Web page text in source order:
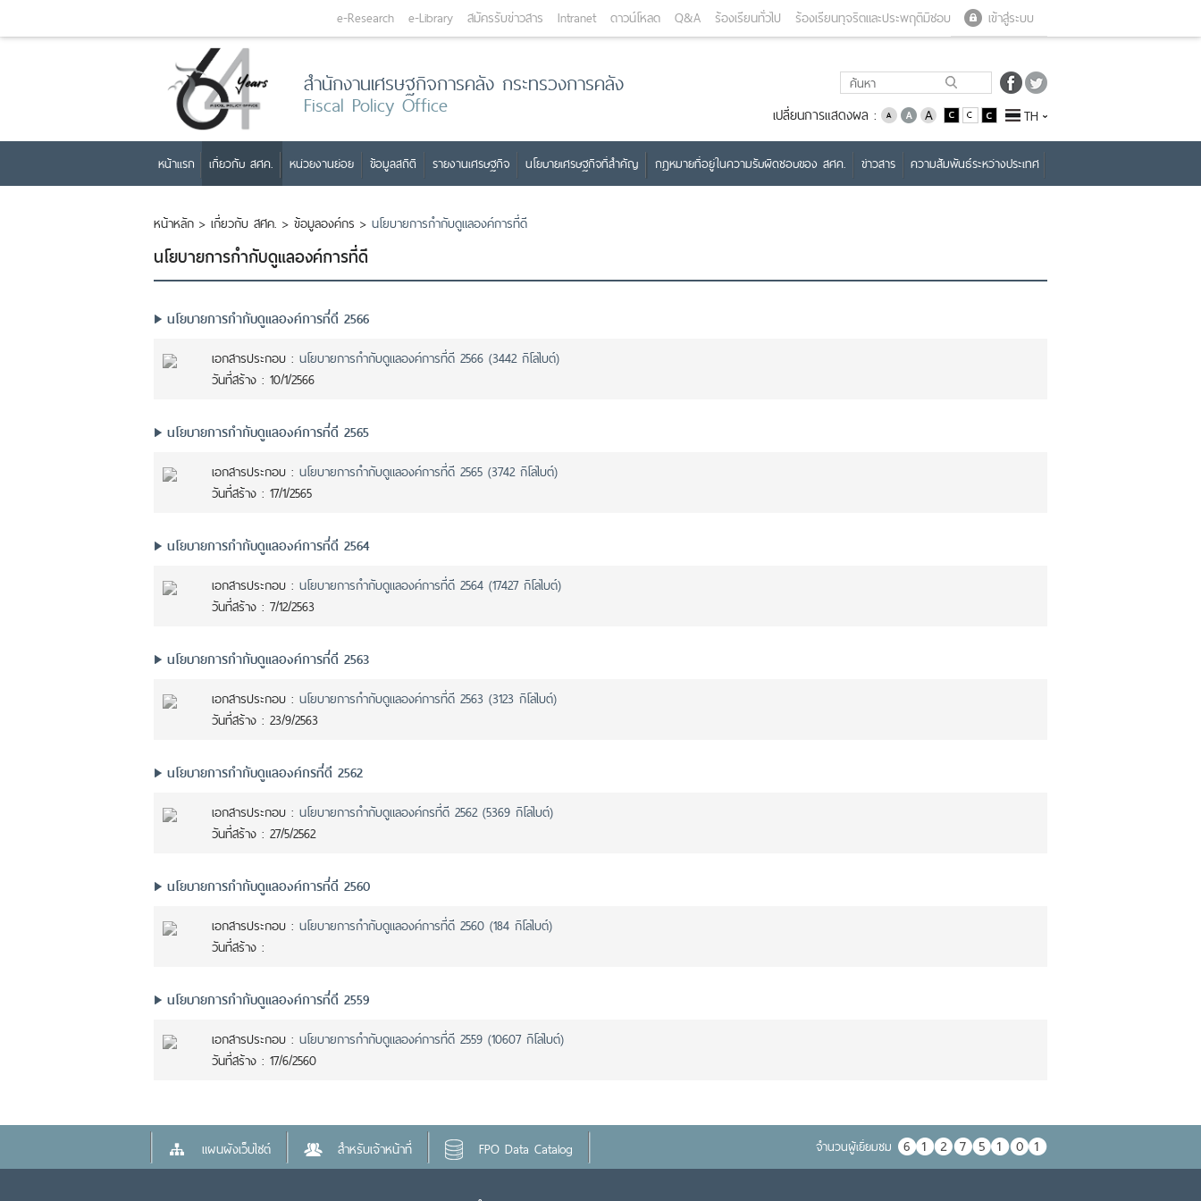
เข้าสู่ระบบ
e-Research e-Library สมัครรับข่าวสาร Intranet ดาวน์โหลด Q&A ร้องเรียนทั่วไป ร้องเรียนทุจริตและประพฤติมิชอบ
สำนักงานเศรษฐกิจการคลัง กระทรวงการคลัง
Fiscal Policy Office เปลี่ยนการแสดงผล : TH
หน้าแรก เกี่ยวกับ สศค. หน่วยงานย่อย ข้อมูลสถิติ รายงานเศรษฐกิจ นโยบายเศรษฐกิจที่สำคัญ กฎหมายที่อยู่ในความรับผิดชอบของ สศค. ข่าวสาร ความสัมพันธ์ระหว่างประเทศ
หน้าหลัก > เกี่ยวกับ สศค. > ข้อมูลองค์กร > นโยบายการกำกับดูแลองค์การที่ดี
นโยบายการกำกับดูแลองค์การที่ดี
นโยบายการกำกับดูแลองค์การที่ดี 2566
เอกสารประกอบ : นโยบายการกำกับดูแลองค์การที่ดี 2566 (3442 กิโลไบต์)
วันที่สร้าง : 10/1/2566
นโยบายการกำกับดูแลองค์การที่ดี 2565
เอกสารประกอบ : นโยบายการกำกับดูแลองค์การที่ดี 2565 (3742 กิโลไบต์)
วันที่สร้าง : 17/1/2565
นโยบายการกำกับดูแลองค์การที่ดี 2564
เอกสารประกอบ : นโยบายการกำกับดูแลองค์การที่ดี 2564 (17427 กิโลไบต์)
วันที่สร้าง : 7/12/2563
นโยบายการกำกับดูแลองค์การที่ดี 2563
เอกสารประกอบ : นโยบายการกำกับดูแลองค์การที่ดี 2563 (3123 กิโลไบต์)
วันที่สร้าง : 23/9/2563
นโยบายการกำกับดูแลองค์กรที่ดี 2562
เอกสารประกอบ : นโยบายการกำกับดูแลองค์กรที่ดี 2562 (5369 กิโลไบต์)
วันที่สร้าง : 27/5/2562
นโยบายการกำกับดูแลองค์การที่ดี 2560
เอกสารประกอบ : นโยบายการกำกับดูแลองค์การที่ดี 2560 (184 กิโลไบต์)
วันที่สร้าง :
นโยบายการกำกับดูแลองค์การที่ดี 2559
เอกสารประกอบ : นโยบายการกำกับดูแลองค์การที่ดี 2559 (10607 กิโลไบต์)
วันที่สร้าง : 17/6/2560
แผนผังเว็บไซต์ สำหรับเจ้าหน้าที่ FPO Data Catalog จำนวนผู้เยื่ยมชม